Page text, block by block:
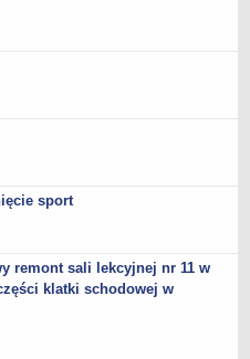
sport
remont sali lekcyjnej nr 11 w
klatki schodowej w